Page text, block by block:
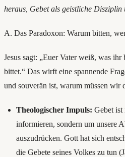
heraus, Gebet als geistliche Disziplin
A. Das Paradoxon: Warum bitten,
Jesus sagt: „Euer Vater weiß, was
bittet.“ Das wirft eine spannende
und souverän ist, warum müssen wir
Theologischer Impuls: Gebet ist
informieren, sondern um unsere
auszudrücken. Gott hat sich
die Gebete seines Volkes zu tun